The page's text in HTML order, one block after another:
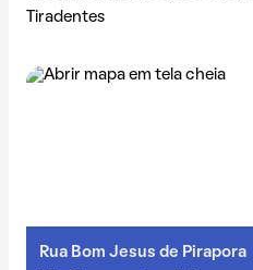
Tiradentes
Rua Bom Jesus de Pirapora